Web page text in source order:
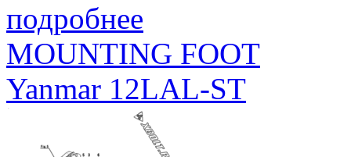
подробнее
MOUNTING FOOT
Yanmar 12LAL-ST